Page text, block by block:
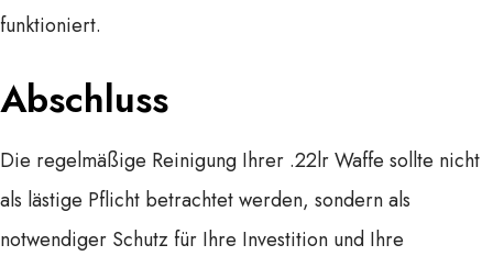
funktioniert.
Abschluss
Die regelmäßige Reinigung Ihrer .22lr Waffe sollte nicht
als lästige Pflicht betrachtet werden, sondern als
notwendiger Schutz für Ihre Investition und Ihre